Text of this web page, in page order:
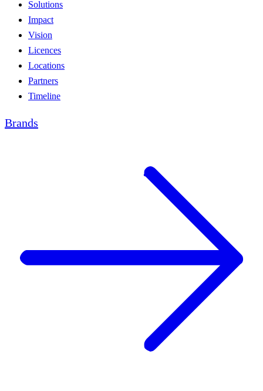
Solutions
Impact
Vision
Licences
Locations
Partners
Timeline
Brands